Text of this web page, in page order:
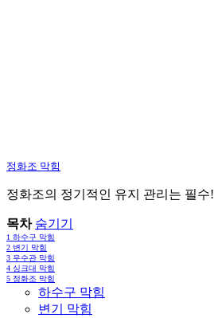
정화조 막힘
정화조의 정기적인 유지 관리는 필수!
목차 숨기기
1 하수구 막힘
2 변기 막힘
3 우수관 막힘
4 싱크대 막힘
5 정화조 막힘
하수구 막힘
변기 막힘